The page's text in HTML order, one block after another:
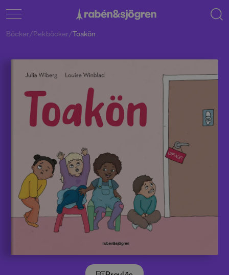
Böcker/Pekböcker/Toakön